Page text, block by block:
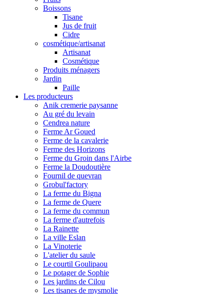
Boissons
Tisane
Jus de fruit
Cidre
cosmétique/artisanat
Artisanat
Cosmétique
Produits ménagers
Jardin
Paille
Les producteurs
Anik cremerie paysanne
Au gré du levain
Cendrea nature
Ferme Ar Goued
Ferme de la cavalerie
Ferme des Horizons
Ferme du Groin dans l'Airbe
Ferme la Doudoutière
Fournil de quevran
Grobul'factory
La ferme du Bigna
La ferme de Quere
La ferme du commun
La ferme d'autrefois
La Rainette
La ville Eslan
La Vinoterie
L'atelier du saule
Le courtil Goulipaou
Le potager de Sophie
Les jardins de Cilou
Les tisanes de mysmolie